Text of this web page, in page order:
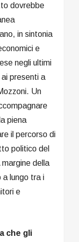
dovrebbe
in sintonia
e
negli ultimi
ai presenti a
Un
piena
il percorso di
politico del
della
lungo tra i
e
che gli